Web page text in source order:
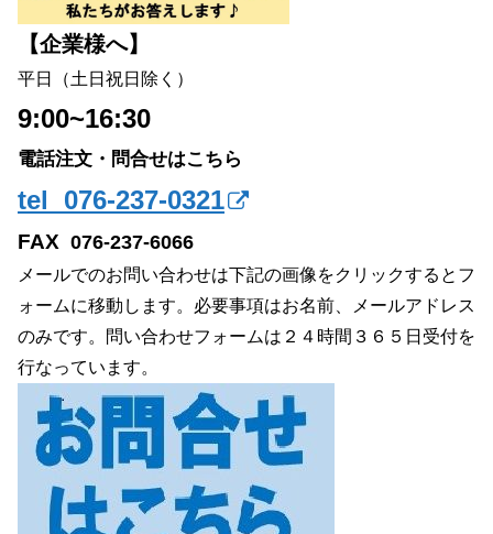
【企業様へ】
平日（土日祝日除く）
9:00~16:30
電話注文・問合せはこちら
tel 076-237-0321
FAX 076-237-6066
メールでのお問い合わせは下記の画像をクリックするとフ
ォームに移動します。必要事項はお名前、メールアドレス
のみです。問い合わせフォームは２４時間３６５日受付を
行なっています。